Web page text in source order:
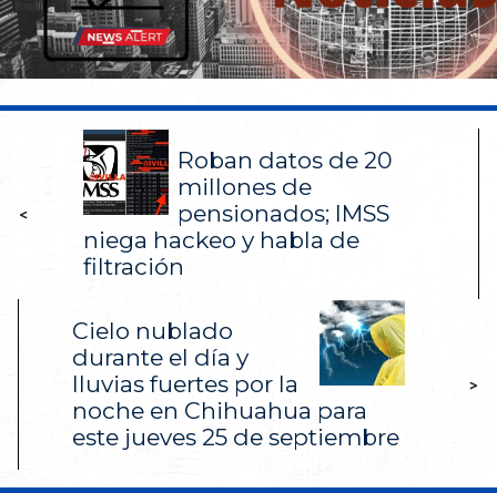
<
Roban datos de 20
millones de
pensionados; IMSS
niega hackeo y habla de
filtración
Cielo nublado
durante el día y
lluvias fuertes por la
noche en Chihuahua para
este jueves 25 de septiembre
>